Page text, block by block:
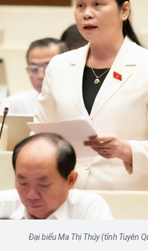
Đại biểu Ma Thị Thúy (tỉnh Tuyên